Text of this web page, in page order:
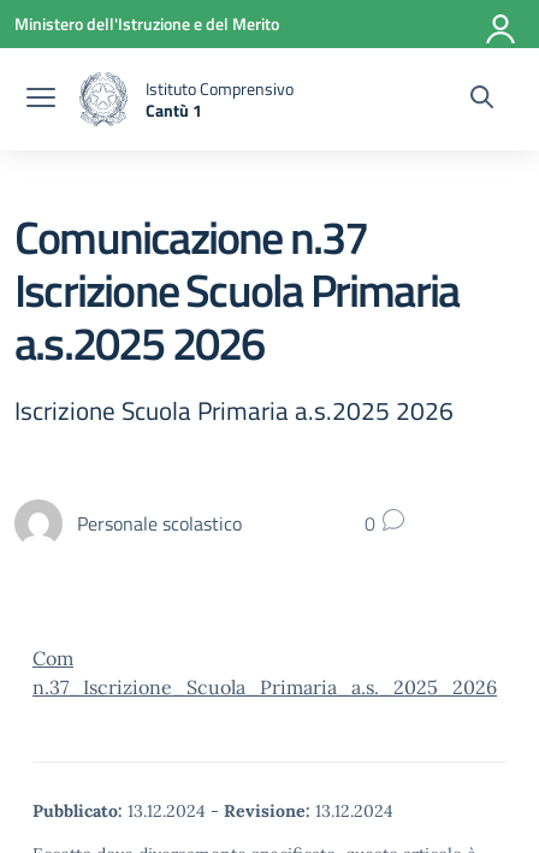
Vai ai contenuti
Vai al menu di navigazione
Vai al footer
Ministero dell'Istruzione e del Merito
Istituto Comprensivo
Cantù 1
Comunicazione n.37
Iscrizione Scuola Primaria
a.s.2025 2026
Iscrizione Scuola Primaria a.s.2025 2026
Personale scolastico 0
Com
n.37_Iscrizione_Scuola_Primaria_a.s._2025_2026
Pubblicato: 13.12.2024 - Revisione: 13.12.2024